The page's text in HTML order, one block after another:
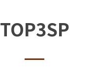
TOP3SP